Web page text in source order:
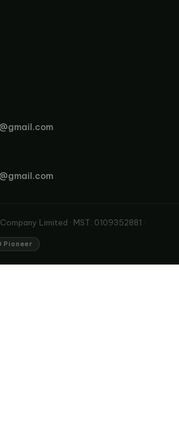
Limited · MST: 0109352881 ·
Pioneer